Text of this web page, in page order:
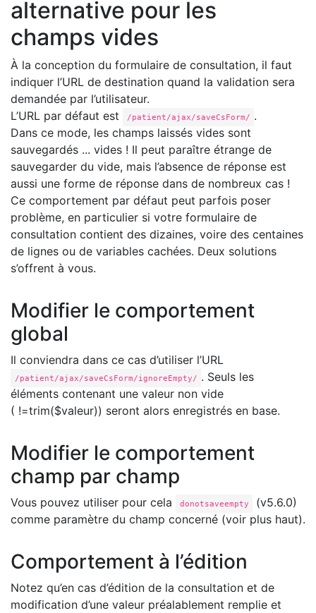
alternative pour les
champs vides
À la conception du formulaire de consultation, il faut
indiquer l’URL de destination quand la validation sera
demandée par l’utilisateur.
L’URL par défaut est
/patient/ajax/saveCsForm/ .
Dans ce mode, les champs laissés vides sont
sauvegardés ... vides ! Il peut paraître étrange de
sauvegarder du vide, mais l’absence de réponse est
aussi une forme de réponse dans de nombreux cas !
Ce comportement par défaut peut parfois poser
problème, en particulier si votre formulaire de
consultation contient des dizaines, voire des centaines
de lignes ou de variables cachées. Deux solutions
s’offrent à vous.
Modifier le comportement
global
Il conviendra dans ce cas d’utiliser l’URL
/patient/ajax/saveCsForm/ignoreEmpty/ . Seuls les
éléments contenant une valeur non vide
( !=trim($valeur)) seront alors enregistrés en base.
Modifier le comportement
champ par champ
Vous pouvez utiliser pour cela donotsaveempty
(v5.6.0)
comme paramètre du champ concerné (voir plus haut).
Comportement à l’édition
Notez qu’en cas d’édition de la consultation et de
modification d’une valeur préalablement remplie et